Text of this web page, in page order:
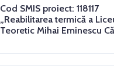
Cod SMIS proiect: 118117
„Reabilitarea termică a
Teoretic Mihai Eminescu